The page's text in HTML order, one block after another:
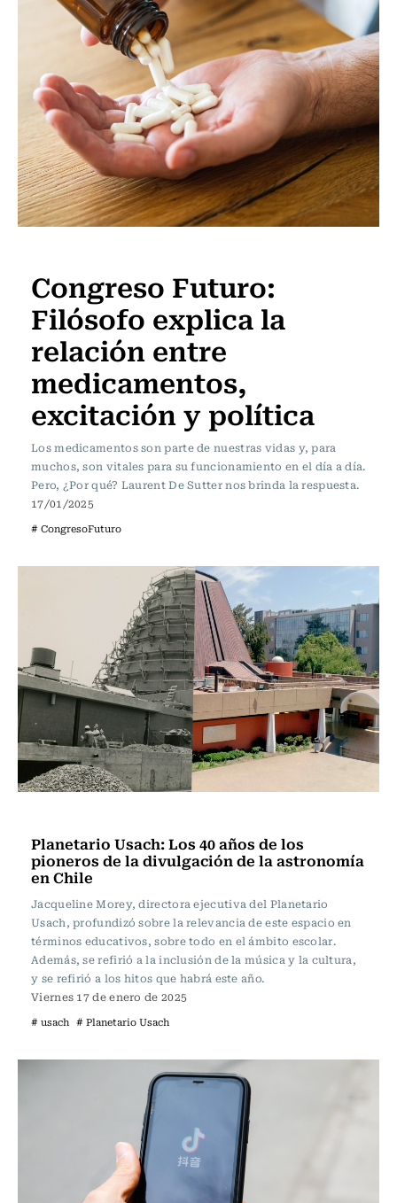
Congreso Futuro:
Filósofo explica la
relación entre
medicamentos,
excitación y política
Los medicamentos son parte de nuestras vidas y, para
muchos, son vitales para su funcionamiento en el día a día.
Pero, ¿Por qué? Laurent De Sutter nos brinda la respuesta.
17/01/2025
# CongresoFuturo
Planetario Usach: Los 40 años de los
pioneros de la divulgación de la astronomía
en Chile
Jacqueline Morey, directora ejecutiva del Planetario
Usach, profundizó sobre la relevancia de este espacio en
términos educativos, sobre todo en el ámbito escolar.
Además, se refirió a la inclusión de la música y la cultura,
y se refirió a los hitos que habrá este año.
Viernes 17 de enero de 2025
# usach # Planetario Usach